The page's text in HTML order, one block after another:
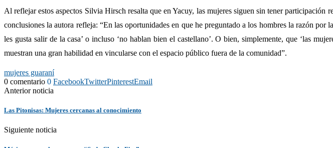
Al reflejar estos aspectos Silvia Hirsch resalta que en Yacuy, las mujeres siguen sin tener
conclusiones la autora refleja: “En las oportunidades en que he preguntado a los hombres la razón por
les gusta salir de la casa’ o incluso ‘no hablan bien el castellano’. O bien, simplemente, que ‘las
muestran una gran habilidad en vincularse con el espacio público fuera de la comunidad”.
mujeres guaraní
0 comentario 0 FacebookTwitterPinterestEmail
Anterior noticia
Las Pitonisas: Mujeres cercanas al conocimiento
Siguiente noticia